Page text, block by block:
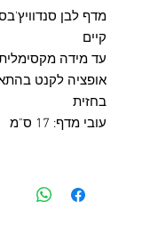
מדף לבן
קיים
אופציה לקנט
בחזית
עובי מדף: 17 ס"מ